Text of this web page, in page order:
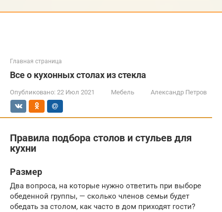
Главная страница
Все о кухонных столах из стекла
Опубликовано: 22 Июл 2021 Мебель Александр Петров
Правила подбора столов и стульев для
кухни
Размер
Два вопроса, на которые нужно ответить при выборе
обеденной группы, — сколько членов семьи будет
обедать за столом, как часто в дом приходят гости?